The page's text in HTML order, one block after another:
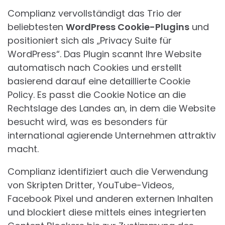
Complianz vervollständigt das Trio der
beliebtesten WordPress Cookie-Plugins und
positioniert sich als „Privacy Suite für
WordPress“. Das Plugin scannt Ihre Website
automatisch nach Cookies und erstellt
basierend darauf eine detaillierte Cookie
Policy. Es passt die Cookie Notice an die
Rechtslage des Landes an, in dem die Website
besucht wird, was es besonders für
international agierende Unternehmen attraktiv
macht.
Complianz identifiziert auch die Verwendung
von Skripten Dritter, YouTube-Videos,
Facebook Pixel und anderen externen Inhalten
und blockiert diese mittels eines integrierten